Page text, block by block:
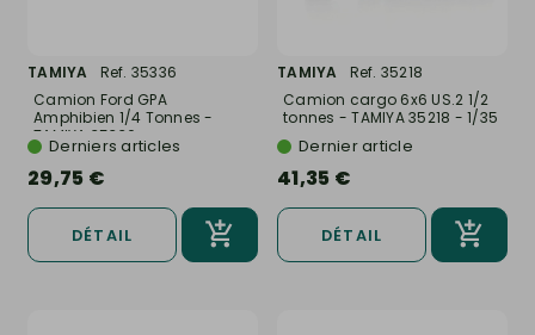
TAMIYA
Ref. 35336
Camion Ford GPA
Amphibien 1/4 Tonnes -
TAMIYA 35336...
Derniers articles
29,75 €
DÉTAIL
TAMIYA
Ref. 35218
Camion cargo 6x6 US.2 1/2
tonnes - TAMIYA 35218 - 1/35
Dernier article
41,35 €
DÉTAIL